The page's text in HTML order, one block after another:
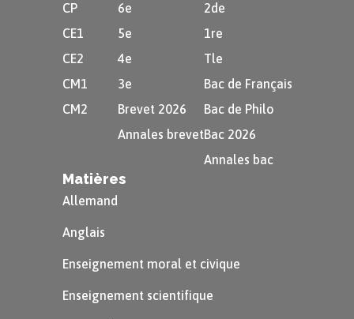
CP
CE1
CE2
CM1
CM2
6e
5e
4e
3e
Brevet 2026
Annales brevet
2de
1re
Tle
Bac de Français
Bac de Philo
Bac 2026
Annales bac
Matières
Allemand
Anglais
Enseignement moral et civique
Enseignement scientifique